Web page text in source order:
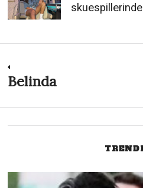
Previous
Belinda